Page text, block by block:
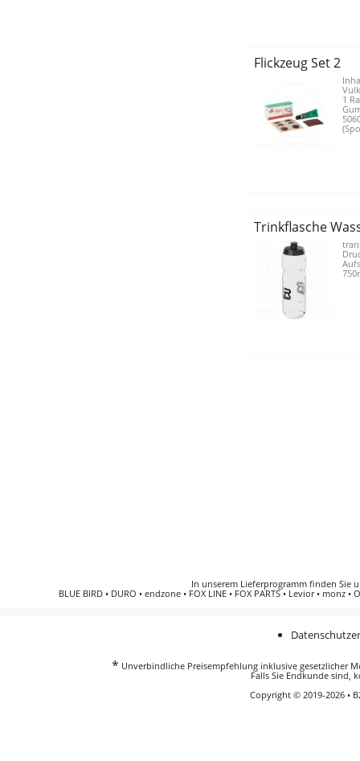
Flickzeug Set 2
1
Trinkflasche
In unserem Lieferprogramm finden Sie
BLUE BIRD• DURO • endzone• FOX LINE• FOX PARTS• Levior• monz•
* Unverbindliche Preisempfehlung inklusive gesetzlicher
Falls Sie Endkunde sind,
Copyright © 2019-2026 •